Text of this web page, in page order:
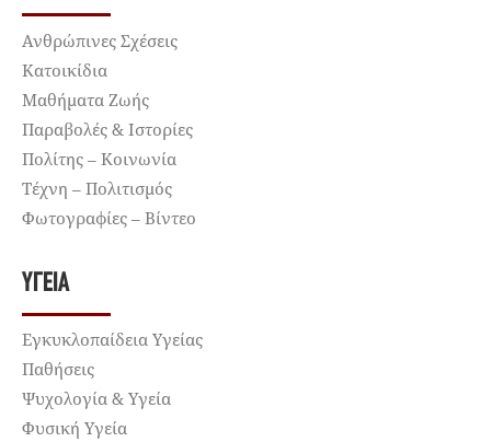
Ανθρώπινες Σχέσεις
Κατοικίδια
Μαθήματα Ζωής
Παραβολές & Ιστορίες
Πολίτης – Κοινωνία
Τέχνη – Πολιτισμός
Φωτογραφίες – Βίντεο
ΥΓΕΊΑ
Εγκυκλοπαίδεια Υγείας
Παθήσεις
Ψυχολογία & Υγεία
Φυσική Υγεία